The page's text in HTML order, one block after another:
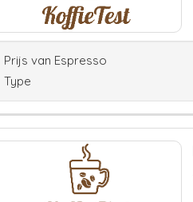
Prijs van Espresso
Type